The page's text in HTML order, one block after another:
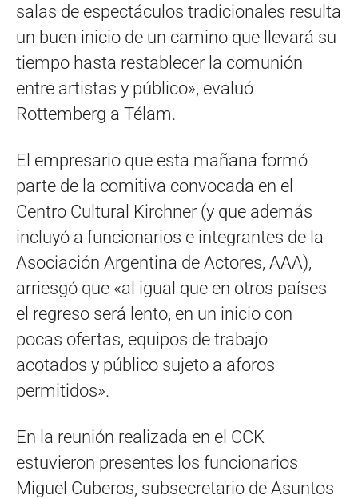
salas de espectáculos tradicionales resulta
un buen inicio de un camino que llevará su
tiempo hasta restablecer la comunión
entre artistas y público», evaluó
Rottemberg a Télam.
El empresario que esta mañana formó
parte de la comitiva convocada en el
Centro Cultural Kirchner (y que además
incluyó a funcionarios e integrantes de la
Asociación Argentina de Actores, AAA),
arriesgó que «al igual que en otros países
el regreso será lento, en un inicio con
pocas ofertas, equipos de trabajo
acotados y público sujeto a aforos
permitidos».
En la reunión realizada en el CCK
estuvieron presentes los funcionarios
Miguel Cuberos, subsecretario de Asuntos